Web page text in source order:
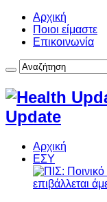
Αρχική
Ποιοι είμαστε
Επικοινωνία
Update
Αρχική
ΕΣΥ